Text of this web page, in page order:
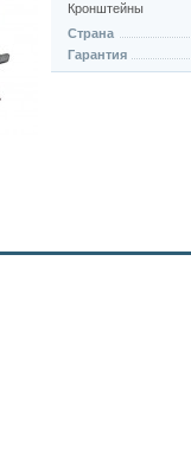
Кронштейны
Страна
Гарантия